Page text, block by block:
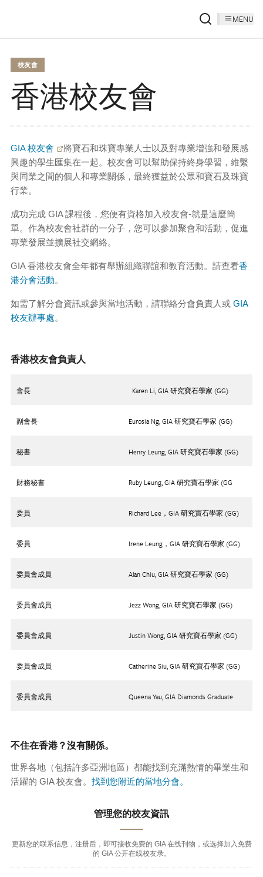
MENU
校友會
香港校友會
GIA 校友會
將寶石和珠寶專業人士以及對專業增強和發展感
興趣的學生匯集在一起。校友會可以幫助保持終身學習，維繫
與同業之間的個人和專業關係，最終獲益於公眾和寶石及珠寶
行業。
成功完成 GIA 課程後，您便有資格加入校友會-就是這麼簡
單。作為校友會社群的一分子，您可以參加聚會和活動，促進
專業發展並擴展社交網絡。
GIA 香港校友會全年都有舉辦組織聯誼和教育活動。請查看香
港分會活動。
如需了解分會資訊或參與當地活動，請聯絡分會負責人或 GIA
校友辦事處。
香港校友會負責人
會長 Karen Li, GIA 研究寶石學家 (GG)
副會長 Eurosia Ng, GIA 研究寶石學家 (GG)
秘書 Henry Leung, GIA 研究寶石學家 (GG)
財務秘書 Ruby Leung, GIA 研究寶石學家 (GG
委員 Richard Lee，GIA 研究寶石學家 (GG)
委員 Irene Leung，GIA 研究寶石學家 (GG)
委員會成員 Alan Chiu, GIA 研究寶石學家 (GG)
委員會成員 Jezz Wong, GIA 研究寶石學家 (GG)
委員會成員 Justin Wong, GIA 研究寶石學家 (GG)
委員會成員 Catherine Siu, GIA 研究寶石學家 (GG)
委員會成員 Queena Yau, GIA Diamonds Graduate
不住在香港？沒有關係。
世界各地（包括許多亞洲地區）都能找到充滿熱情的畢業生和
活躍的 GIA 校友會。 找到您附近的當地分會。
管理您的校友資訊
更新您的联系信息，注册后，即可接收免费的 GIA 在线刊物，或选择加入免费
的 GIA 公开在线校友录。